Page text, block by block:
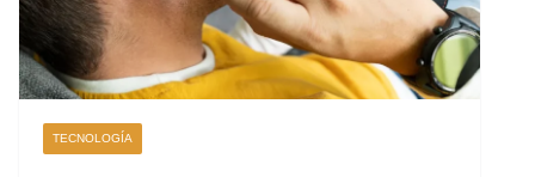
TECNOLOGÍA